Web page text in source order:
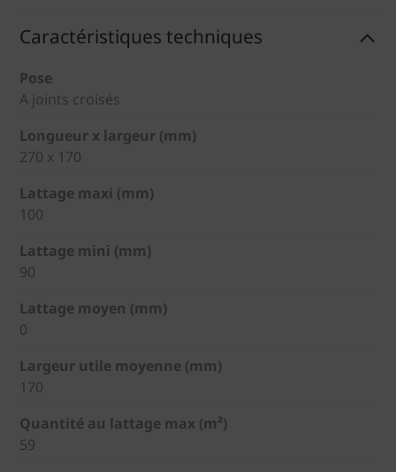
Caractéristiques techniques
Pose
A joints croisés
Longueur x largeur (mm)
270 x 170
Lattage maxi (mm)
100
Lattage mini (mm)
90
Lattage moyen (mm)
0
Largeur utile moyenne (mm)
170
Quantité au lattage max (m²)
59